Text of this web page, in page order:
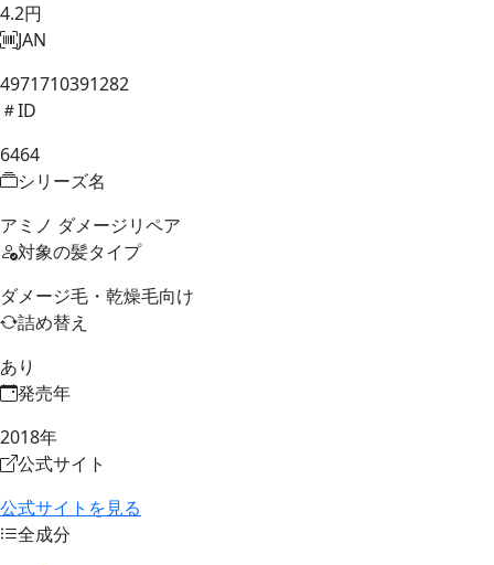
4.2円
JAN
4971710391282
ID
6464
シリーズ名
アミノ ダメージリペア
対象の髪タイプ
ダメージ毛・乾燥毛向け
詰め替え
あり
発売年
2018年
公式サイト
公式サイトを見る
全成分